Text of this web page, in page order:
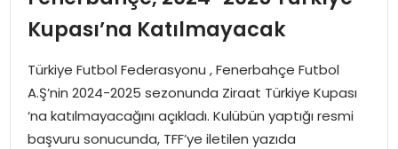
SPOR
SIYASET
MAGAZIN
Kupası’na Katılmayacak
Türkiye Futbol Federasyonu , Fenerbahçe Futbol
A.Ş’nin 2024-2025 sezonunda Ziraat Türkiye Kupası
‘na katılmayacağını açıkladı. Kulübün yaptığı resmi
başvuru sonucunda, TFF’ye iletilen yazıda